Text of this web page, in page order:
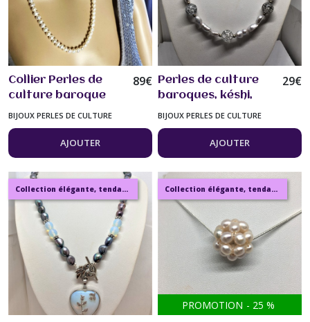
Collier Perles de
culture baroque
blanches 59 cm
bijou femme
89€
BIJOUX PERLES DE CULTURE
AJOUTER
Perles de culture
baroques, késhi,
Collier 50/55 cm
perles de culture
gris clair et jolies
perles givrées bijou
femme
29€
BIJOUX PERLES DE CULTURE
AJOUTER
Collection élégante, tendance, moderne, de bijoux en ambre, pierre, perles. Collection élégante, tendance, moderne, de bijoux en ambre, pierre, perles.
PROMOTION - 25 %